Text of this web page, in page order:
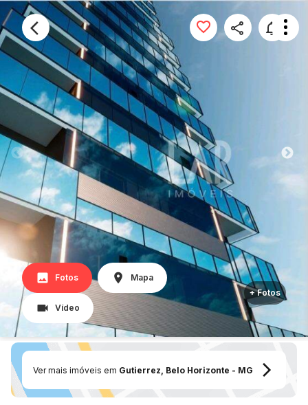
Fotos Mapa
Vídeo
+ Fotos
Ver mais imóveis em Gutierrez, Belo Horizonte - MG